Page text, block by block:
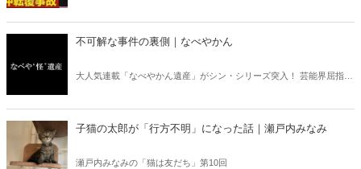
不可解な事件の裏側｜なべやかん
大人気連載「なべやかん遺産」がシン・シリーズ突入！ 芸能界屈指の
信じるか信じないかは、あなた次第！ 芸能ニュース
子猫の太郎が「行方不明」になった話｜瀬戸内みなみ
瀬戸内みなみの「猫は友だち」第10回